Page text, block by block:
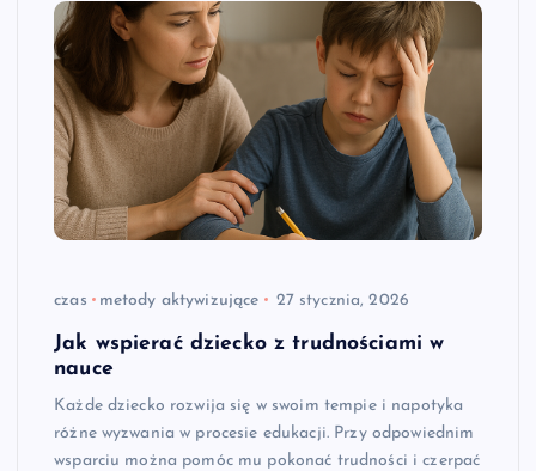
czas metody aktywizujące 27 stycznia, 2026
Jak wspierać dziecko z trudnościami w
nauce
Każde dziecko rozwija się w swoim tempie i napotyka
różne wyzwania w procesie edukacji. Przy odpowiednim
wsparciu można pomóc mu pokonać trudności i czerpać